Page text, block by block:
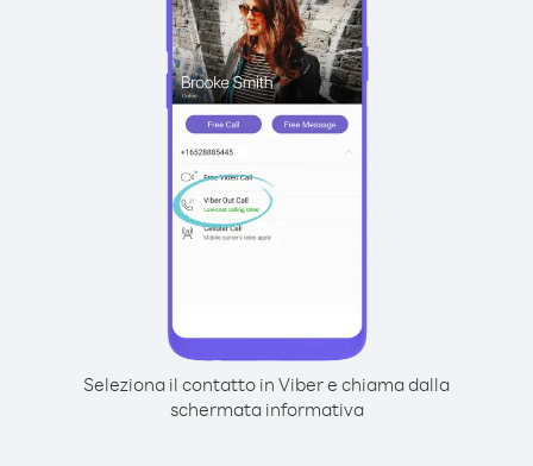
Seleziona il contatto in Viber e chiama dalla
schermata informativa